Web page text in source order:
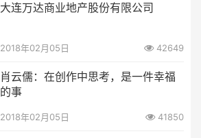
大连万达商业地产股份有限公司
2018年02月05日 42649
肖云儒：在创作中思考，是一件幸福
的事
2018年02月05日 41850